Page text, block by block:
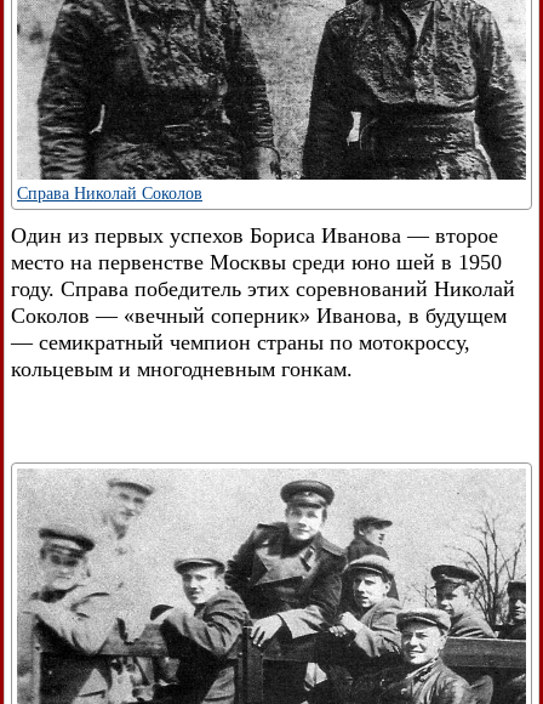
Справа Николай Соколов
Один из первых успехов Бориса Иванова — второе
место на первенстве Москвы среди юно шей в 1950
году. Справа победитель этих соревнований Николай
Соколов — «вечный соперник» Иванова, в будущем
— семикратный чемпион страны по мотокроссу,
кольцевым и многодневным гонкам.